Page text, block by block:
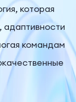
которая
адаптивности
командам